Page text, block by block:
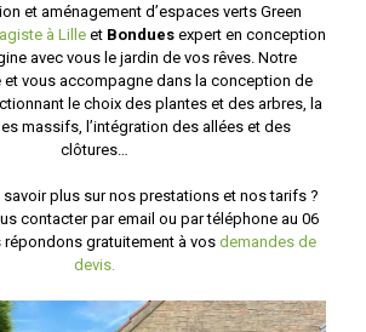
et aménagement d’espaces verts Green
à Lille et Bondues expert en conception
avec vous le jardin de vos rêves. Notre
vous accompagne dans la conception de
le choix des plantes et des arbres, la
massifs, l’intégration des allées et des
clôtures…
plus sur nos prestations et nos tarifs ?
contacter par email ou par téléphone au 06
répondons gratuitement à vos demandes de
devis.